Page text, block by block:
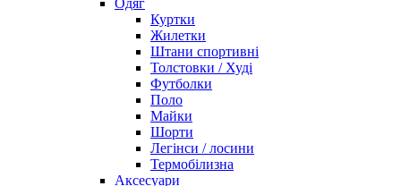
Куртки
Жилетки
Штани спортивні
Толстовки / Худі
Футболки
Поло
Майки
Шорти
Легінси / лосини
Термобілизна
Аксесуари